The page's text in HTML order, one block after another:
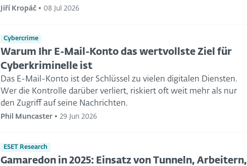
Jiří Kropáč• 08 Jul 2026
Cybercrime
Warum Ihr E-Mail-Konto das wertvollste Ziel für
Cyberkriminelle ist
Das E-Mail-Konto ist der Schlüssel zu vielen digitalen Diensten.
Wer die Kontrolle darüber verliert, riskiert oft weit mehr als nur
den Zugriff auf seine Nachrichten.
Phil Muncaster• 29 Jun 2026
ESET Research
Gamaredon in 2025: Einsatz von Tunneln, Arbeitern,